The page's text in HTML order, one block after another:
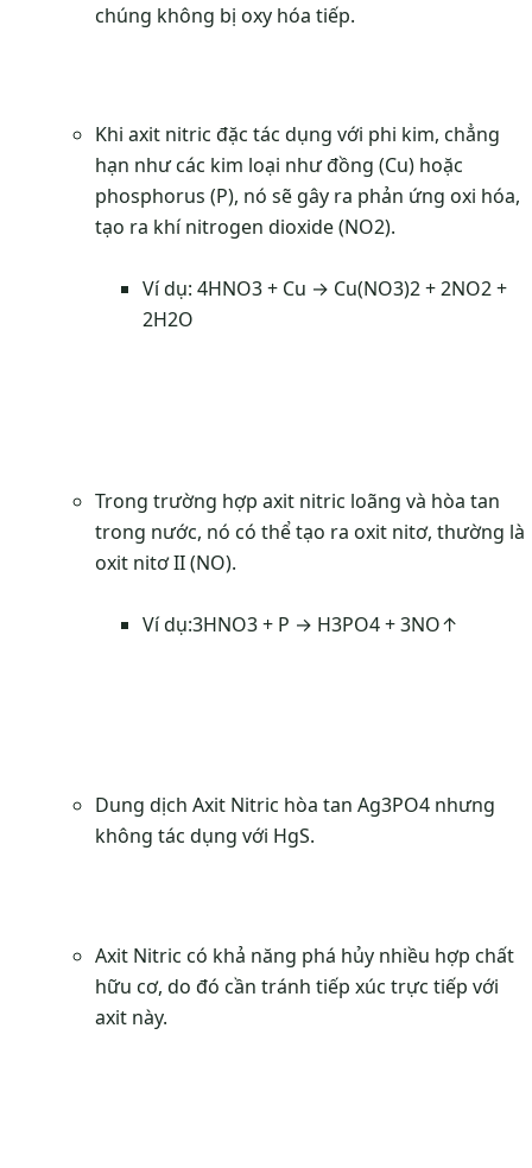
chúng không bị oxy hóa tiếp.
Khi axit nitric đặc tác dụng với phi kim, chẳng
hạn như các kim loại như đồng (Cu) hoặc
phosphorus (P), nó sẽ gây ra phản ứng oxi hóa,
tạo ra khí nitrogen dioxide (NO2).
Ví dụ: 4HNO3 + Cu → Cu(NO3)2 + 2NO2 +
2H2O
Trong trường hợp axit nitric loãng và hòa tan
trong nước, nó có thể tạo ra oxit nitơ, thường là
oxit nitơ II (NO).
Ví dụ:3HNO3 + P → H3PO4 + 3NO↑
Dung dịch Axit Nitric hòa tan Ag3PO4 nhưng
không tác dụng với HgS.
Axit Nitric có khả năng phá hủy nhiều hợp chất
hữu cơ, do đó cần tránh tiếp xúc trực tiếp với
axit này.